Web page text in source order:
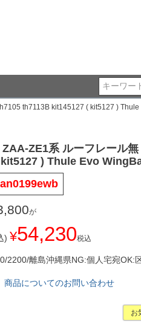
th7113B kit145127 ( kit5127 )
ZE1系 ルーフレール
) Thule Evo
が
) ¥54,230税込
0/2200/離島沖縄県NG:個人宅宛OK:
商品についてのお問い合わせ
お